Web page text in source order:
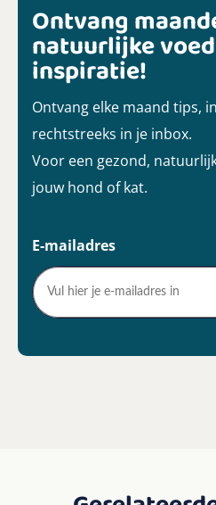
Ontvang
natuurlijke
inspiratie!
Ontvang elke maand tips,
rechtstreeks in je inbox.
Voor een gezond,
jouw hond of kat.
E-mailadres